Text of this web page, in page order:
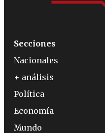
Secciones
Nacionales
+ análisis
Política
Economía
Mundo